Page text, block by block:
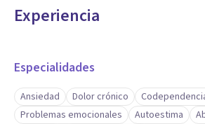
Experiencia
Especialidades
Ansiedad Dolor crónico
Problemas emocionales
Autoestima